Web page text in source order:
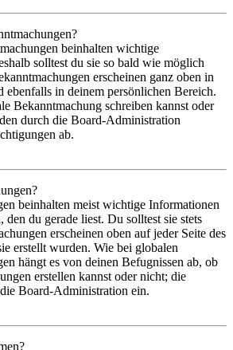
beinhalten wichtige
solltest du sie so bald wie möglich
erscheinen ganz oben in
ebenfalls in deinem persönlichen Bereich.
Bekanntmachung schreiben kannst oder
durch die Board-Administration
ab.
beinhalten meist wichtige Informationen
den du gerade liest. Du solltest sie stets
erscheinen oben auf jeder Seite des
erstellt wurden. Wie bei globalen
hängt es von deinen Befugnissen ab, ob
erstellen kannst oder nicht; die
Board-Administration ein.